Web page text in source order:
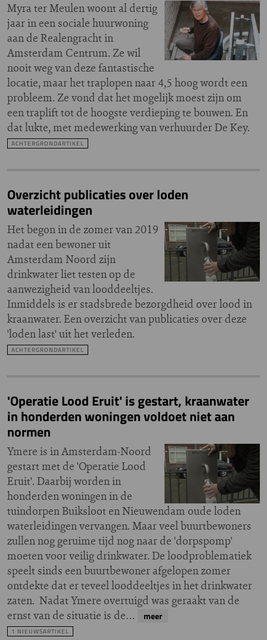
Myra ter Meulen woont al dertig
jaar in een sociale huurwoning
aan de Realengracht in
Amsterdam Centrum. Ze wil
nooit weg van deze fantastische
locatie, maar het traplopen naar 4,5 hoog wordt een
probleem. Ze vond dat het mogelijk moest zijn om
een traplift tot de hoogste verdieping te bouwen. En
dat lukte, met medewerking van verhuurder De Key.
ACHTERGRONDARTIKEL
Overzicht publicaties over loden
waterleidingen
Het begon in de zomer van 2019
nadat een bewoner uit
Amsterdam Noord zijn
drinkwater liet testen op de
aanwezigheid van looddeeltjes.
Inmiddels is er stadsbrede bezorgdheid over lood in
kraanwater. Een overzicht van publicaties over deze
'loden last' uit het verleden.
ACHTERGRONDARTIKEL
'Operatie Lood Eruit' is gestart, kraanwater
in honderden woningen voldoet niet aan
normen
Ymere is in Amsterdam-Noord
gestart met de 'Operatie Lood
Eruit'. Daarbij worden in
honderden woningen in de
tuindorpen Buiksloot en Nieuwendam oude loden
waterleidingen vervangen. Maar veel buurtbewoners
zullen nog geruime tijd nog naar de 'dorpspomp'
moeten voor veilig drinkwater. De loodproblematiek
speelt sinds een buurtbewoner afgelopen zomer
ontdekte dat er teveel looddeeltjes in het drinkwater
zaten. Nadat Ymere overtuigd was geraakt van de
ernst van de situatie is de…
meer
1 NIEUWSARTIKEL